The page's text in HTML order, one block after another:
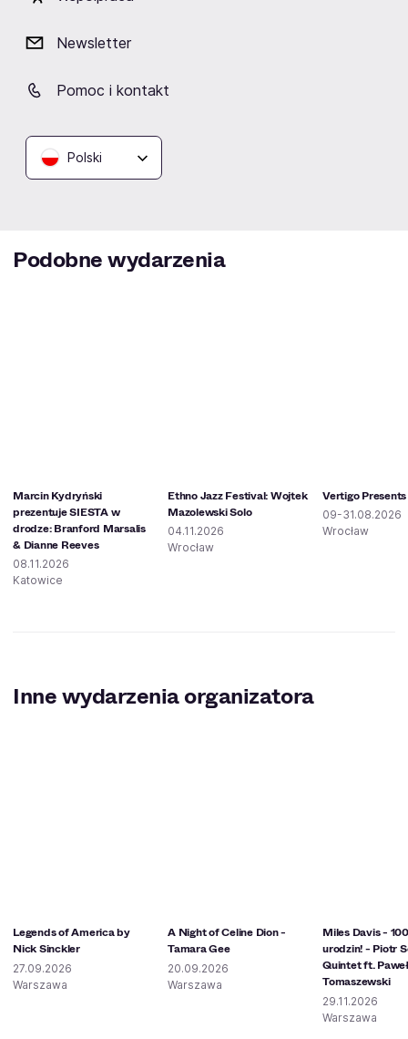
Newsletter
Pomoc i kontakt
Polski
(Fabryka Norblina)
Warszawa
Podobne wydarzenia
Marcin Kydryński
prezentuje SIESTA w
drodze: Branford Marsalis
& Dianne Reeves
08.11.2026
Katowice
Ethno Jazz Festival: Wojtek
Mazolewski Solo
04.11.2026
Wrocław
Vertigo Presents
09-31.08.2026
Wrocław
Inne wydarzenia organizatora
Legends of America by
Nick Sinckler
27.09.2026
Warszawa
A Night of Celine Dion -
Tamara Gee
20.09.2026
Warszawa
Miles Davis -
urodzin! - Piotr
Quintet ft.
Tomaszewski
29.11.2026
Warszawa